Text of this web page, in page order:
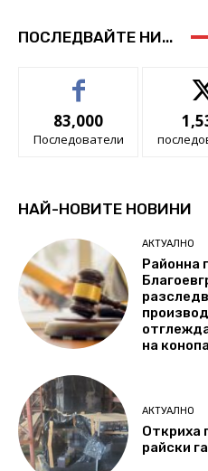
ПОСЛЕДВАЙТЕ НИ...
83,000
Последователи
НАЙ-НОВИТЕ НОВИНИ
АКТУАЛНО
Районна
на конопа
АКТУАЛНО
Откриха
райски